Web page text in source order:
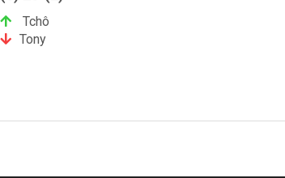
Tchô
Tony